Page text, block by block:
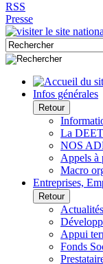
RSS
Presse
Infos générales
Retour
La
NOS
Appels à
Macro
Entreprises,
Retour
Actualités
Appui
Fonds